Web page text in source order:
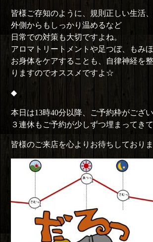
皆様ご存知のように、規則正しい生活
外側からもしっかり温めるなど
日常での対策も大切ですよね。
アロマトリートメントや足つぼ、もみ
お身体をケアすることも、自律神経を
りますのでオススメですよ☆
◆
本日は13時40分以降、ご予約枠がござい
３連休もご予約が少しずつ埋まってきて
皆様のご来店を心よりお待ちしており